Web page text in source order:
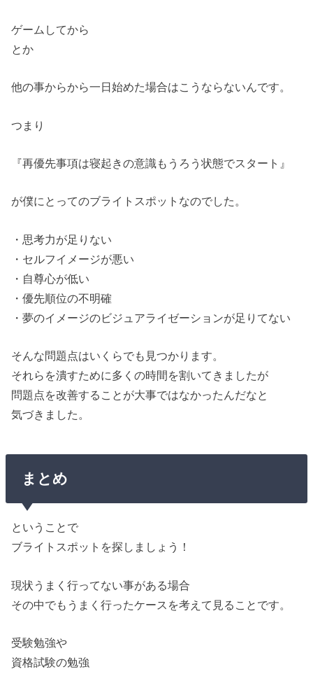
ゲームしてから
とか
他の事からから一日始めた場合はこうならないんです。
つまり
『再優先事項は寝起きの意識もうろう状態でスタート』
が僕にとってのブライトスポットなのでした。
・思考力が足りない
・セルフイメージが悪い
・自尊心が低い
・優先順位の不明確
・夢のイメージのビジュアライゼーションが足りてない
そんな問題点はいくらでも見つかります。
それらを潰すために多くの時間を割いてきましたが
問題点を改善することが大事ではなかったんだなと
気づきました。
まとめ
ということで
ブライトスポットを探しましょう！
現状うまく行ってない事がある場合
その中でもうまく行ったケースを考えて見ることです。
受験勉強や
資格試験の勉強